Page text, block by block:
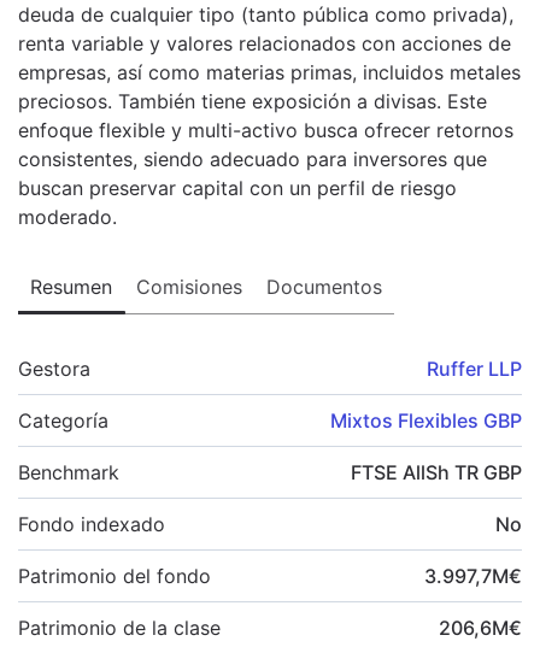
deuda de cualquier tipo (tanto pública como privada),
renta variable y valores relacionados con acciones de
empresas, así como materias primas, incluidos metales
preciosos. También tiene exposición a divisas. Este
enfoque flexible y multi-activo busca ofrecer retornos
consistentes, siendo adecuado para inversores que
buscan preservar capital con un perfil de riesgo
moderado.
Resumen Comisiones Documentos
Gestora Ruffer LLP
Categoría Mixtos Flexibles GBP
Benchmark FTSE AllSh TR GBP
Fondo indexado No
Patrimonio del fondo 3.997,7M€
Patrimonio de la clase 206,6M€